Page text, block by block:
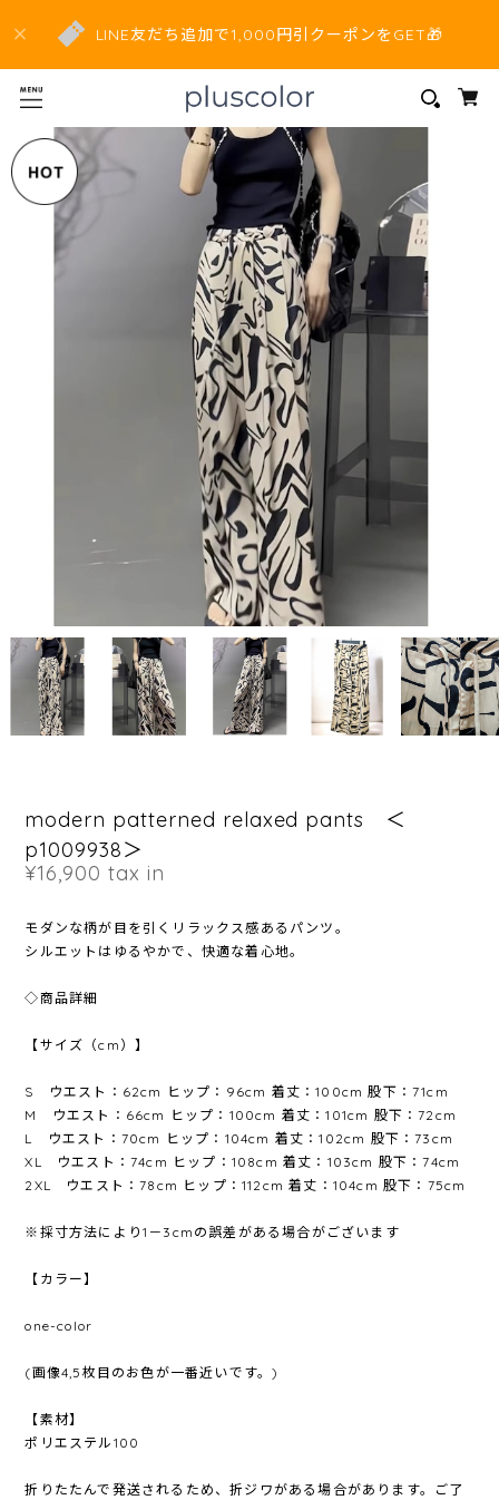
LINE友だち追加で1,000円引クーポンをGET🎁
modern patterned relaxed pants ＜
p1009938＞
¥16,900 tax in
モダンな柄が目を引くリラックス感あるパンツ。
シルエットはゆるやかで、快適な着心地。
◇商品詳細
【サイズ（cm）】
S ウエスト：62cm ヒップ：96cm 着丈：100cm 股下：71cm
M ウエスト：66cm ヒップ：100cm 着丈：101cm 股下：72cm
L ウエスト：70cm ヒップ：104cm 着丈：102cm 股下：73cm
XL ウエスト：74cm ヒップ：108cm 着丈：103cm 股下：74cm
2XL ウエスト：78cm ヒップ：112cm 着丈：104cm 股下：75cm
※採寸方法により1－3cmの誤差がある場合がございます
【カラー】
one-color
(画像4,5枚目のお色が一番近いです。)
【素材】
ポリエステル100
折りたたんで発送されるため、折ジワがある場合があります。ご了